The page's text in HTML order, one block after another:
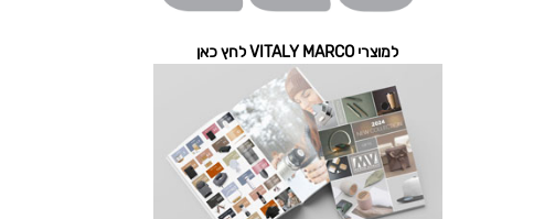
למוצרי VITALY MARCO לחץ כאן